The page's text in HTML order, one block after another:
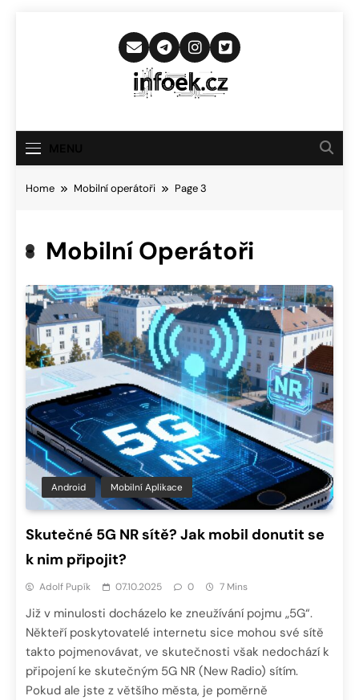
Infoek.cz
Novinkám
Home Mobilní operátoři Page 3
Mobilní Operátoři
Android Mobilní Aplikace
Skutečné 5G NR sítě? Jak mobil donutit se
k nim připojit?
Adolf Pupík 07.10.2025 0 7 Mins
Již v minulosti docházelo ke zneužívání pojmu „5G“.
Někteří poskytovatelé internetu sice mohou své sítě
takto pojmenovávat, ve skutečnosti však nedochází k
připojení ke skutečným 5G NR (New Radio) sítím.
Pokud ale jste z většího města, je poměrně